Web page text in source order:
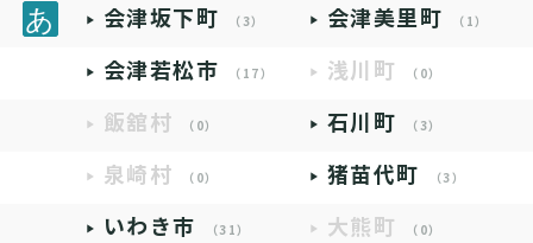
会津坂下町 （3） 会津美里町 （1）
会津若松市 （17） 浅川町 （0）
飯舘村 （0） 石川町 （3）
泉崎村 （0） 猪苗代町 （3）
いわき市 （31） 大熊町 （0）